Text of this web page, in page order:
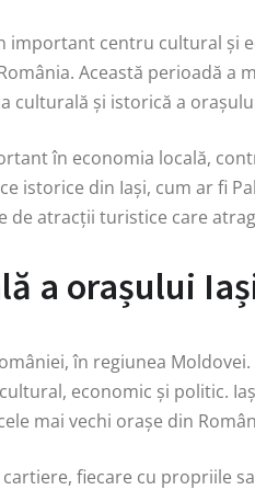
important centru cultural
Această perioadă a
culturală și istorică a
în economia locală,
istorice din Iași, cum ar fi
de atracții turistice care
a orașului
în regiunea
economic și politic.
mai vechi orașe din
fiecare cu propriile